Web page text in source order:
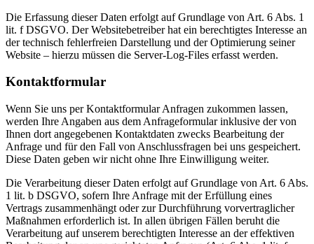
Die Erfassung dieser Daten erfolgt auf Grundlage von Art. 6 Abs. 1
lit. f DSGVO. Der Websitebetreiber hat ein berechtigtes Interesse an
der technisch fehlerfreien Darstellung und der Optimierung seiner
Website – hierzu müssen die Server-Log-Files erfasst werden.
Kontaktformular
Wenn Sie uns per Kontaktformular Anfragen zukommen lassen,
werden Ihre Angaben aus dem Anfrageformular inklusive der von
Ihnen dort angegebenen Kontaktdaten zwecks Bearbeitung der
Anfrage und für den Fall von Anschlussfragen bei uns gespeichert.
Diese Daten geben wir nicht ohne Ihre Einwilligung weiter.
Die Verarbeitung dieser Daten erfolgt auf Grundlage von Art. 6 Abs.
1 lit. b DSGVO, sofern Ihre Anfrage mit der Erfüllung eines
Vertrags zusammenhängt oder zur Durchführung vorvertraglicher
Maßnahmen erforderlich ist. In allen übrigen Fällen beruht die
Verarbeitung auf unserem berechtigten Interesse an der effektiven